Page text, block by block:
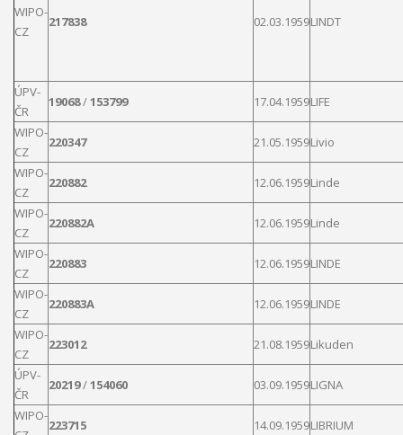
WIPO-
CZ
217838 02.03.1959LINDT
ÚPV-
ČR
19068/153799 17.04.1959LIFE
WIPO-
CZ
220347 21.05.1959Livio
WIPO-
CZ
220882 12.06.1959Linde
WIPO-
CZ
220882A 12.06.1959Linde
WIPO-
CZ
220883 12.06.1959LINDE
WIPO-
CZ
220883A 12.06.1959LINDE
WIPO-
CZ
223012 21.08.1959Likuden
ÚPV-
ČR
20219/154060 03.09.1959LIGNA
WIPO-
223715 14.09.1959LIBRIUM